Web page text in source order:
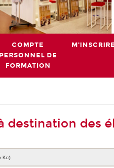
COMPTE
PERSONNEL DE
FORMATION
M'INSCRIRE
destination des
Ko)